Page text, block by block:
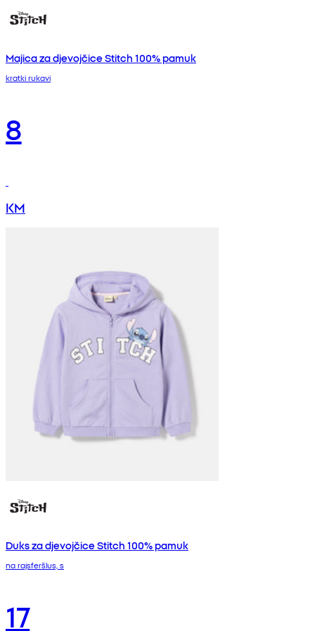
Majica za djevojčice Stitch 100% pamuk
kratki rukavi
8
KM
Duks za djevojčice Stitch 100% pamuk
na rajsferšlus, s
17